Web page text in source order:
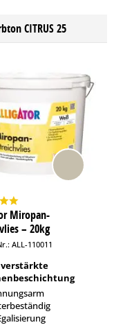
CITRUS 25
Miropan-
– 20kg
ALL-110011